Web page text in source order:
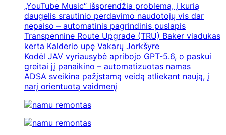
„YouTube Music“ išsprendžia problemą, į kurią
daugelis srautinio perdavimo naudotojų vis dar
nepaiso – automatinis pagrindinis puslapis
Transpennine Route Upgrade (TRU) Baker viadukas
kerta Kalderio upę Vakarų Jorkšyre
Kodėl JAV vyriausybė apribojo GPT-5.6, o paskui
greitai jį panaikino – automatizuotas namas
ADSA sveikina pažįstamą veidą atliekant naują, į
narį orientuotą vaidmenį